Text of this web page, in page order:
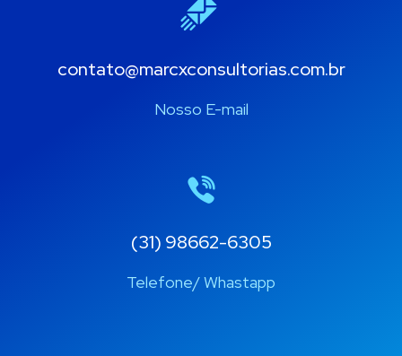
contato@marcxconsultorias.com​.br
Nosso E-mail
(31) 98662-6305
Telefone/ Whastapp